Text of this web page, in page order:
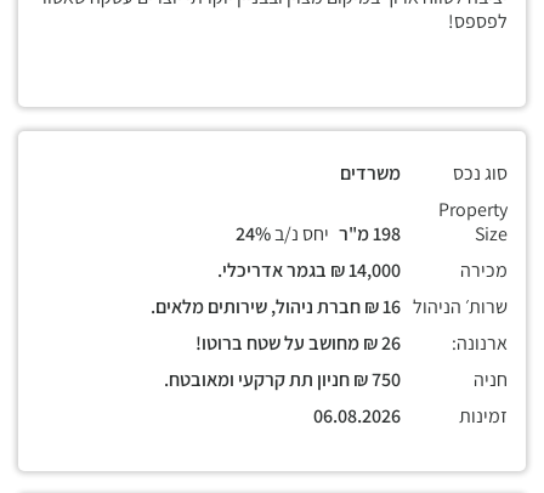
לפספס!
סוג נכס
משרדים
Property
Size
יחס נ/ב
מכירה
שרות׳ הניהול
ארנונה:
חניה
זמינות